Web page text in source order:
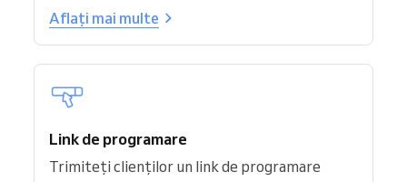
Aflați mai multe
Link de programare
Trimiteți clienților un link de programare